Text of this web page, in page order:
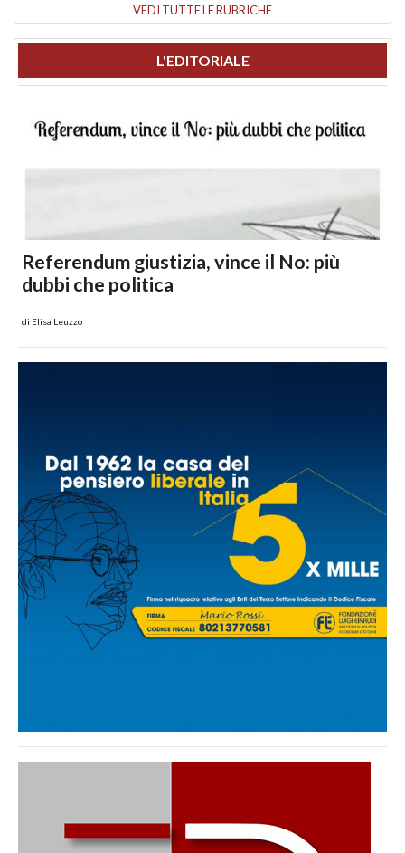
VEDI TUTTE LE RUBRICHE
L'EDITORIALE
Referendum giustizia, vince il No: più
dubbi che politica
di Elisa Leuzzo